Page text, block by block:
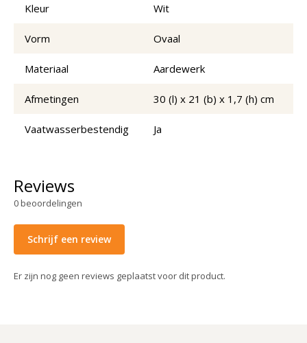
Kleur Wit
Vorm Ovaal
Materiaal Aardewerk
Afmetingen 30 (l) x 21 (b) x 1,7 (h) cm
Vaatwasserbestendig Ja
Reviews
0beoordelingen
Schrijf een review
Er zijn nog geen reviews geplaatst voor dit product.